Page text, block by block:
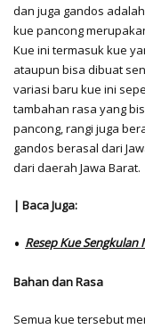
dan juga gandos
kue pancong
Kue ini termasuk kue
ataupun bisa dibuat
variasi baru kue ini
tambahan rasa yang
pancong, rangi juga
gandos berasal dari
dari daerah Jawa Barat.
| Baca Juga:
Resep Kue
Bahan dan Rasa
Semua kue tersebut